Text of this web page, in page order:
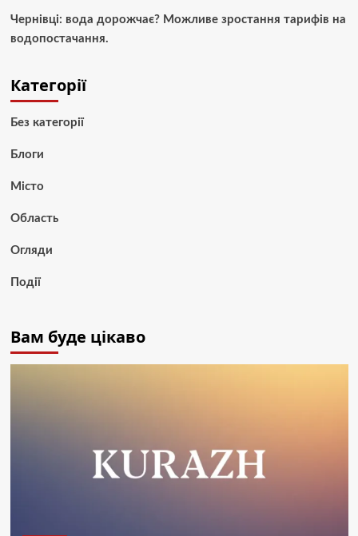
Чернівці: вода дорожчає? Можливе зростання тарифів на
водопостачання.
Категорії
Без категорії
Блоги
Місто
Область
Огляди
Події
Вам буде цікаво